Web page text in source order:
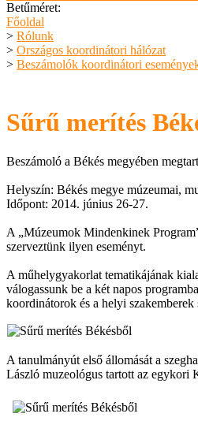
Betűméret:
Főoldal
> Rólunk
> Országos koordinátori hálózat
> Beszámolók koordinátori
Sűrű merítés
Beszámoló a Békés megyében
Helyszín: Békés megye múzeumai,
Időpont: 2014. június 26-27.
A „Múzeumok Mindenkinek
szerveztünk ilyen eseményt.
A műhelygyakorlat tematikájának
válogassunk be a két napos
koordinátorok és a helyi szakemberek
A tanulmányút első állomását a
László muzeológus tartott az egykori